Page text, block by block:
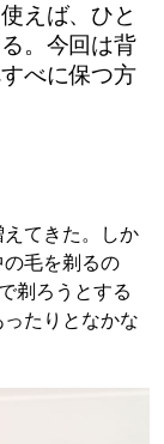
えば、ひと
。今回は背
べに保つ方
てきた。しか
毛を剃るの
剃ろうとする
たりとなかな